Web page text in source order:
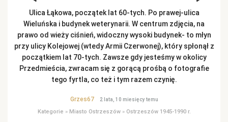
Ulica Łąkowa, początek lat 60-tych. Po prawej-ulica
Wieluńska i budynek weterynarii. W centrum zdjęcia, na
prawo od wieży ciśnień, widoczny wysoki budynek- to młyn
przy ulicy Kolejowej (wtedy Armii Czerwonej), który spłonął z
początkiem lat 70-tych. Zawsze gdy jesteśmy w okolicy
Przedmieścia, zwracam się z gorącą prośbą o fotografie
tego fyrtla, co też i tym razem czynię.
Grzes67 2 lata, 10 miesięcy temu
Kategorie » Miasto Ostrzeszów» Ostrzeszów 1945-1990 r.